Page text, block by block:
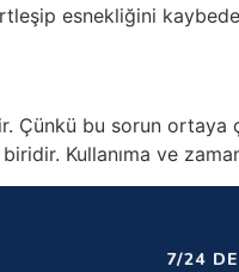
esnekliğini
bu sorun ortaya
Kullanıma ve
7/24